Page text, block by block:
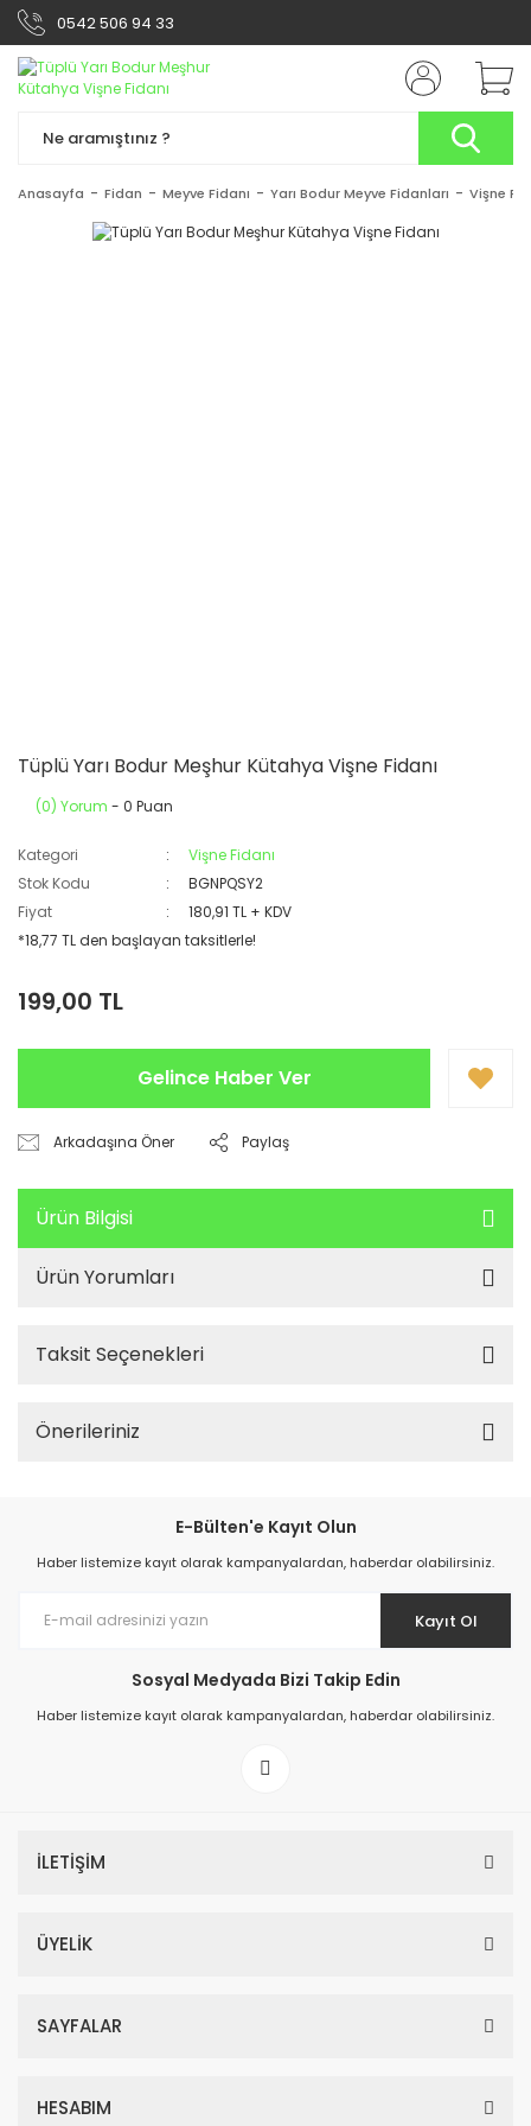
0542 506 94 33
Anasayfa Fidan Meyve Fidanı Yarı Bodur Meyve Fidanları Vişne
Tüplü Yarı Bodur Meşhur Kütahya Vişne Fidanı
(0) Yorum - 0 Puan
Kategori
Vişne Fidanı
Stok Kodu
BGNPQSY2
Fiyat
180,91 TL + KDV
*18,77 TL den başlayan taksitlerle!
199,00 TL
Gelince Haber Ver
Arkadaşına Öner Paylaş
Ürün Bilgisi
Ürün Yorumları
Taksit Seçenekleri
Önerileriniz
E-Bülten'e Kayıt Olun
Haber listemize kayıt olarak kampanyalardan, haberdar olabilirsiniz.
Kayıt Ol
Sosyal Medyada Bizi Takip Edin
Haber listemize kayıt olarak kampanyalardan, haberdar olabilirsiniz.
İLETİŞİM
ÜYELİK
SAYFALAR
HESABIM